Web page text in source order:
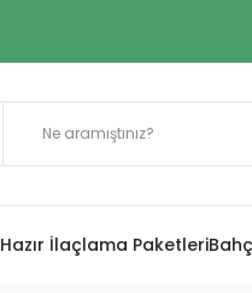
Hazır İlaçlama Paketleri